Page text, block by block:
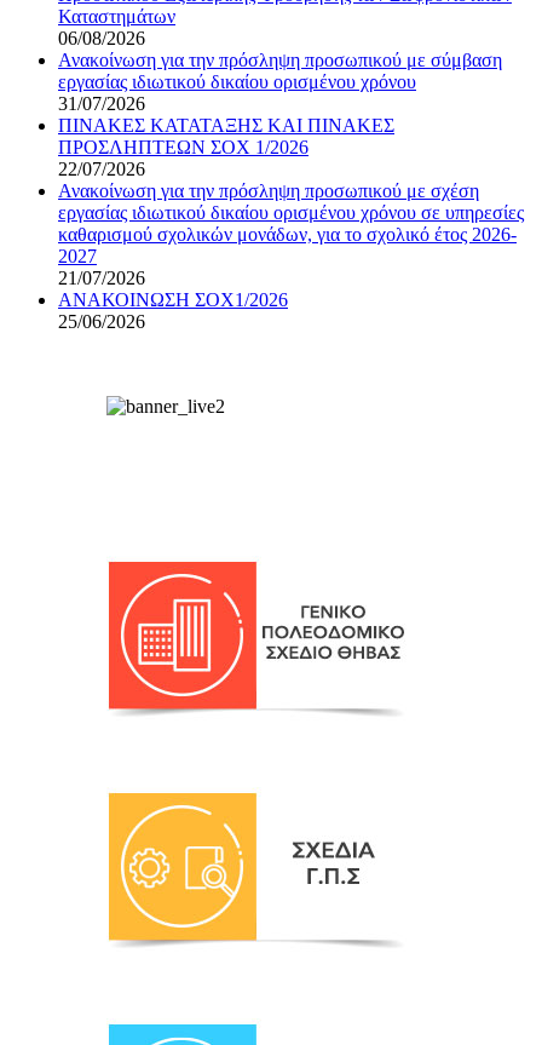
Καταστημάτων
06/08/2026
Ανακοίνωση για την πρόσληψη προσωπικού με σύμβαση
εργασίας ιδιωτικού δικαίου ορισμένου χρόνου
31/07/2026
ΠΙΝΑΚΕΣ ΚΑΤΑΤΑΞΗΣ ΚΑΙ ΠΙΝΑΚΕΣ
ΠΡΟΣΛΗΠΤΕΩΝ ΣΟΧ 1/2026
22/07/2026
Ανακοίνωση για την πρόσληψη προσωπικού με σχέση
εργασίας ιδιωτικού δικαίου ορισμένου χρόνου σε υπηρεσίες
καθαρισμού σχολικών μονάδων, για το σχολικό έτος 2026-
2027
21/07/2026
ΑΝΑΚΟΙΝΩΣΗ ΣΟΧ1/2026
25/06/2026